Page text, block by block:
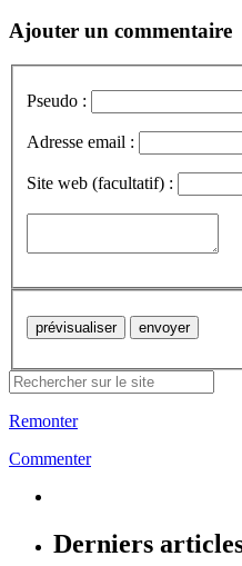
Ajouter un commentaire
Pseudo :
Adresse email :
Site web (facultatif) :
Remonter
Commenter
Derniers